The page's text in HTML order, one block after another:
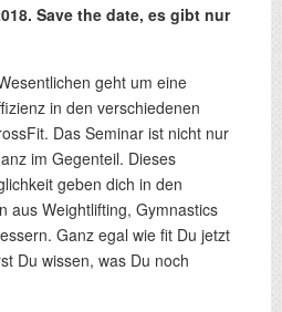
Save the date, es gibt nur
geht um eine
in den verschiedenen
Das Seminar ist nicht nur
im Gegenteil. Dieses
geben dich in den
aus Weightlifting, Gymnastics
Ganz egal wie fit Du jetzt
Du wissen, was Du noch